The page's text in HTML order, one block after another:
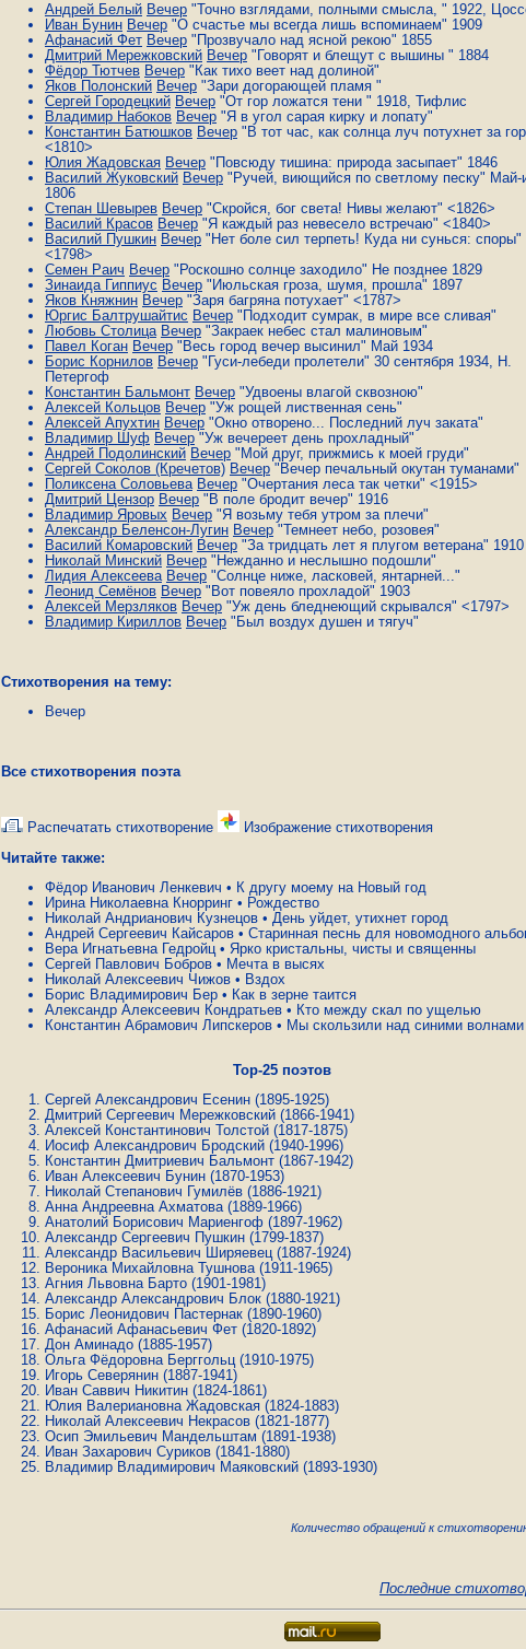
Андрей Белый Вечер "Точно взглядами, полными смысла, " 1922,
Иван Бунин Вечер "О счастье мы всегда лишь вспоминаем" 1909
Афанасий Фет Вечер "Прозвучало над ясной рекою" 1855
Дмитрий Мережковский Вечер "Говорят и блещут с вышины " 1884
Фёдор Тютчев Вечер "Как тихо веет над долиной"
Яков Полонский Вечер "Зари догорающей пламя "
Сергей Городецкий Вечер "От гор ложатся тени " 1918, Тифлис
Владимир Набоков Вечер "Я в угол сарая кирку и лопату"
Константин Батюшков Вечер "В тот час, как солнца луч потухнет за
<1810>
Юлия Жадовская Вечер "Повсюду тишина: природа засыпает" 1846
Василий Жуковский Вечер "Ручей, виющийся по светлому песку"
1806
Степан Шевырев Вечер "Скройся, бог света! Нивы желают" <1826>
Василий Красов Вечер "Я каждый раз невесело встречаю" <1840>
Василий Пушкин Вечер "Нет боле сил терпеть! Куда ни сунься: споры"
<1798>
Семен Раич Вечер "Роскошно солнце заходило" Нe позднее 1829
Зинаида Гиппиус Вечер "Июльская гроза, шумя, прошла" 1897
Яков Княжнин Вечер "Заря багряна потухает" <1787>
Юргис Балтрушайтис Вечер "Подходит сумрак, в мире все сливая"
Любовь Столица Вечер "Закраек небес стал малиновым"
Павел Коган Вечер "Весь город вечер высинил" Май 1934
Борис Корнилов Вечер "Гуси-лебеди пролетели" 30 сентября 1934, Н.
Петергоф
Константин Бальмонт Вечер "Удвоены влагой сквозною"
Алексей Кольцов Вечер "Уж рощей лиственная сень"
Алексей Апухтин Вечер "Окно отворено... Последний луч заката"
Владимир Шуф Вечер "Уж вечереет день прохладный"
Андрей Подолинский Вечер "Мой друг, прижмись к моей груди"
Сергей Соколов (Кречетов) Вечер "Вечер печальный окутан туманами"
Поликсена Соловьева Вечер "Очертания леса так четки" <1915>
Дмитрий Цензор Вечер "В поле бродит вечер" 1916
Владимир Яровых Вечер "Я возьму тебя утром за плечи"
Александр Беленсон-Лугин Вечер "Темнеет небо, розовея"
Василий Комаровский Вечер "За тридцать лет я плугом ветерана" 1910
Николай Минский Вечер "Неждан­но и неслыш­но по­до­шли"
Лидия Алексеева Вечер "Солнце ниже, ласковей, янтарней..."
Леонид Семёнов Вечер "Вот повеяло прохладой" 1903
Алексей Мерзляков Вечер "Уж день бледнеющий скрывался" <1797>
Владимир Кириллов Вечер "Был воздух душен и тягуч"
Стихотворения на тему:
Вечер
Все стихотворения поэта
Распечатать стихотворение
Изображение стихотворения
Читайте также:
Фёдор Иванович Ленкевич • К другу моему на Новый год
Ирина Николаевна Кнорринг • Рождество
Николай Андрианович Кузнецов • День уйдет, утихнет город
Андрей Сергеевич Кайсаров • Старинная песнь для новомодного
Вера Игнатьевна Гедройц• Ярко кристальны, чисты и священны
Сергей Павлович Бобров • Мечта в высях
Николай Алексеевич Чижов • Вздох
Борис Владимирович Бер • Как в зерне таится
Александр Алексеевич Кондратьев • Кто между скал по ущелью
Константин Абрамович Липскеров • Мы скользили над синими волнами
Top-25 поэтов
Сергей Александрович Есенин (1895-1925)
Дмитрий Сергеевич Мережковский (1866-1941)
Алексей Константинович Толстой (1817-1875)
Иосиф Александрович Бродский (1940-1996)
Константин Дмитриевич Бальмонт (1867-1942)
Иван Алексеевич Бунин (1870-1953)
Николай Степанович Гумилёв (1886-1921)
Анна Андреевна Ахматова(1889-1966)
Анатолий Борисович Мариенгоф (1897-1962)
Александр Сергеевич Пушкин (1799-1837)
Александр Васильевич Ширяевец(1887-1924)
Вероника Михайловна Тушнова(1911-1965)
Агния Львовна Барто (1901-1981)
Александр Александрович Блок (1880-1921)
Борис Леонидович Пастернак (1890-1960)
Афанасий Афанасьевич Фет (1820-1892)
Дон Аминадо (1885-1957)
Ольга Фёдоровна Берггольц(1910-1975)
Игорь Северянин (1887-1941)
Иван Саввич Никитин (1824-1861)
Юлия Валериановна Жадовская (1824-1883)
Николай Алексеевич Некрасов (1821-1877)
Осип Эмильевич Мандельштам (1891-1938)
Иван Захарович Суриков (1841-1880)
Владимир Владимирович Маяковский (1893-1930)
Количество обращений к
Последние